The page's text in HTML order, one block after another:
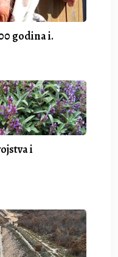
godina i.
i